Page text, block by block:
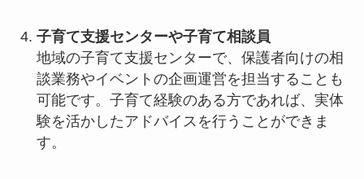
子育て支援センターや子育て相談員
地域の子育て支援センターで、保護者向けの相
談業務やイベントの企画運営を担当することも
可能です。子育て経験のある方であれば、実体
験を活かしたアドバイスを行うことができま
す。